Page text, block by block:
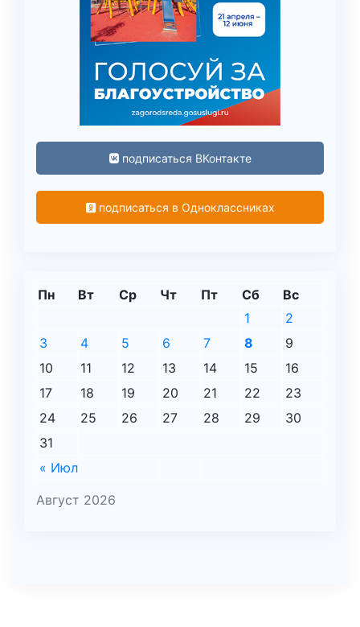
подписаться ВКонтакте
подписаться в Одноклассниках
Август 2026
Пн Вт Ср Чт Пт Сб Вс
« Июл
1
2
3
4 5 6 7 8
9
10
11 12 13 14 15
16
17
18 19 20 21 22
23
24
25 26 27 28 29
30
31